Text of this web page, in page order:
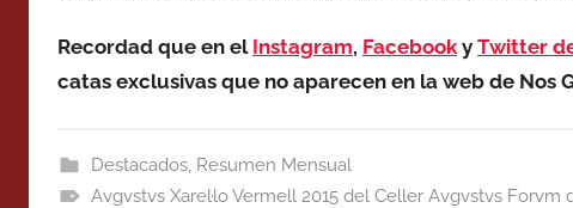
Recordad que en el Instagram, Facebooky Twitter
catas exclusivas que no aparecen en la web de Nos
Destacados, Resumen Mensual
Avgvstvs Xarel·lo Vermell 2015 del Celler Avgvstvs Forvm